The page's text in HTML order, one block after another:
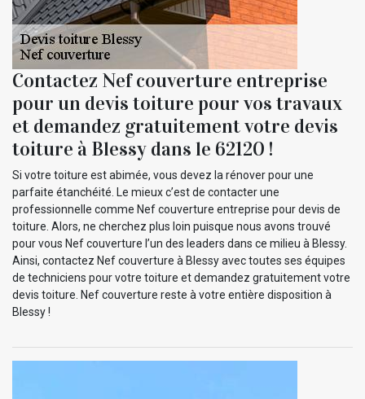
Contactez Nef couverture entreprise
pour un devis toiture pour vos travaux
et demandez gratuitement votre devis
toiture à Blessy dans le 62120 !
Si votre toiture est abimée, vous devez la rénover pour une
parfaite étanchéité. Le mieux c’est de contacter une
professionnelle comme Nef couverture entreprise pour devis de
toiture. Alors, ne cherchez plus loin puisque nous avons trouvé
pour vous Nef couverture l’un des leaders dans ce milieu à Blessy.
Ainsi, contactez Nef couverture à Blessy avec toutes ses équipes
de techniciens pour votre toiture et demandez gratuitement votre
devis toiture. Nef couverture reste à votre entière disposition à
Blessy !